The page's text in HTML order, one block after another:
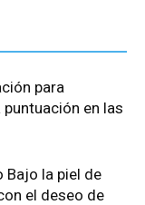
para
en las
Bajo la piel de
el deseo de